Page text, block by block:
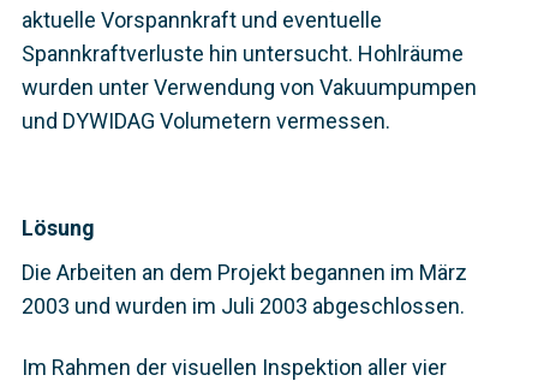
aktuelle Vorspannkraft und eventuelle
Spannkraftverluste hin untersucht. Hohlräume
wurden unter Verwendung von Vakuumpumpen
und DYWIDAG Volumetern vermessen.
Lösung
Die Arbeiten an dem Projekt begannen im März
2003 und wurden im Juli 2003 abgeschlossen.
Im Rahmen der visuellen Inspektion aller vier